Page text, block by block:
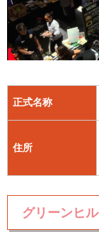
正式名称
住所
グリーンヒ